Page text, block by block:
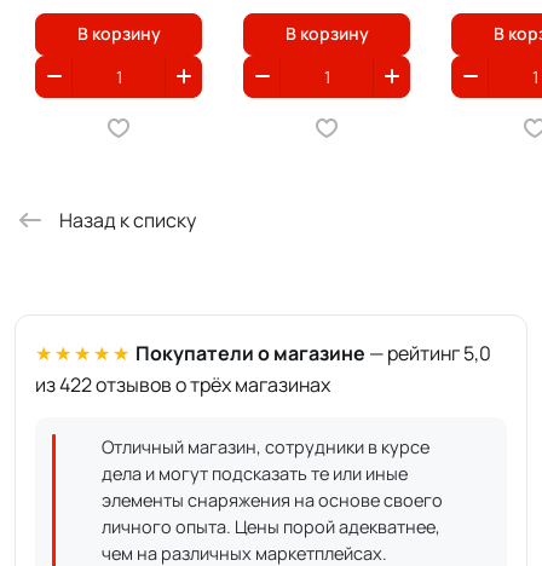
В корзину В корзину В
Назад к списку
★★★★★ Покупатели о магазине — рейтинг 5,0
из 422 отзывов о трёх магазинах
Отличный магазин, сотрудники в курсе
дела и могут подсказать те или иные
элементы снаряжения на основе своего
личного опыта. Цены порой адекватнее,
чем на различных маркетплейсах.